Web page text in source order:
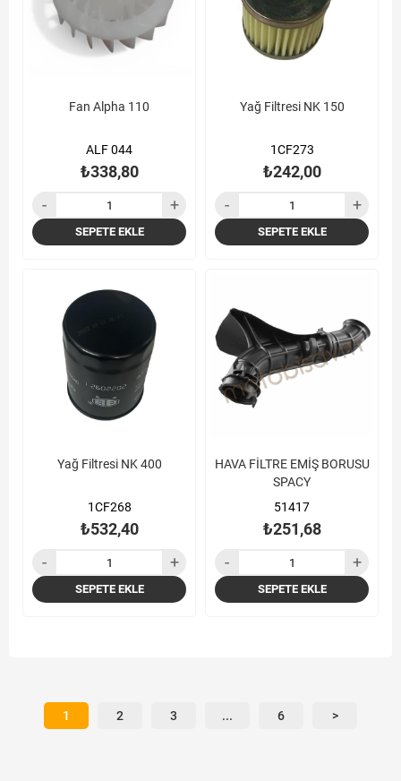
Fan Alpha 110
ALF 044
₺338,80
SEPETE EKLE
Yağ Filtresi NK 150
1CF273
₺242,00
SEPETE EKLE
Yağ Filtresi NK 400
1CF268
₺532,40
SEPETE EKLE
HAVA FİLTRE EMİŞ BORUSU
SPACY
51417
₺251,68
SEPETE EKLE
1 2 3 ... 6 >